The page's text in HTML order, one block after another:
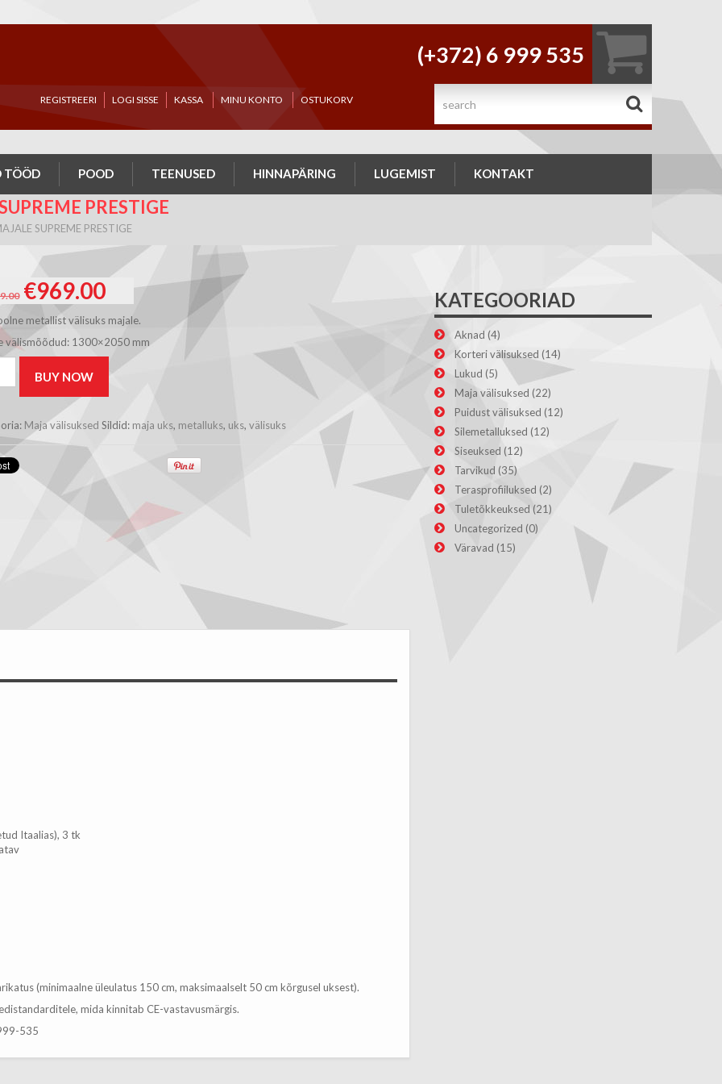
REGISTREERI LOGI SISSE KASSA MINU KONTO OSTUKORV
(+372) 6 999 535
TÖÖD POOD TEENUSED HINNAPÄRING LUGEMIST KONTAKT
PRESTIGE
SUPREME PRESTIGE
Algne
hind
oli:
€999.00.
€969.00Current
price
is:
€969.00.
metallist välisuks majale.
välismõõdud: 1300×2050 mm
BUY NOW
Maja välisuksed Sildid: maja uks, metalluks, uks, välisuks
Itaalias), 3 tk
(minimaalne üleulatus 150 cm, maksimaalselt 50 cm kõrgusel uksest).
mida kinnitab CE-vastavusmärgis.
535
KATEGOORIAD
Aknad (4)
Korteri välisuksed (14)
Lukud (5)
Maja välisuksed (22)
Puidust välisuksed (12)
Silemetalluksed (12)
Siseuksed (12)
Tarvikud (35)
Terasprofiiluksed (2)
Tuletõkkeuksed (21)
Uncategorized (0)
Väravad (15)